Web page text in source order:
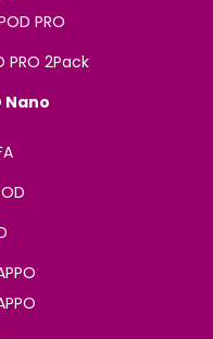
PRO
PRO 2Pack
Nano